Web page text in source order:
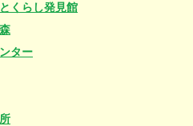
くらし発見館
ター